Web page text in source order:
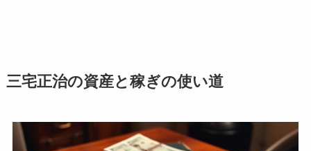
三宅正治の資産と稼ぎの使い道